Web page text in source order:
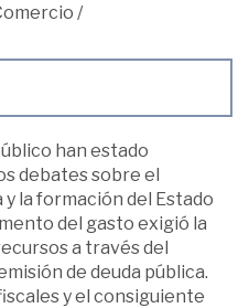
/
han estado
debates sobre el
la formación del Estado
del gasto exigió la
a través del
de deuda pública.
y el consiguiente